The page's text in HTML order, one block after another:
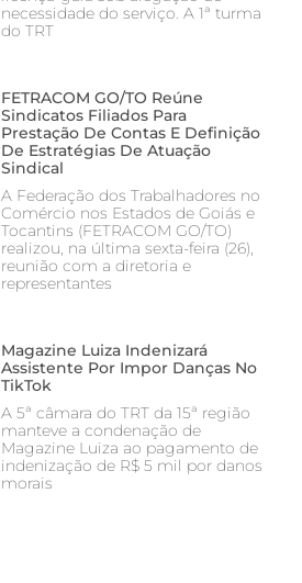
necessidade do serviço. A 1ª turma
do TRT
FETRACOM GO/TO Reúne
Sindicatos Filiados Para
Prestação De Contas E Definição
De Estratégias De Atuação
Sindical
A Federação dos Trabalhadores no
Comércio nos Estados de Goiás e
Tocantins (FETRACOM GO/TO)
realizou, na última sexta-feira (26),
reunião com a diretoria e
representantes
Magazine Luiza Indenizará
Assistente Por Impor Danças No
TikTok
A 5ª câmara do TRT da 15ª região
manteve a condenação de
Magazine Luiza ao pagamento de
indenização de R$ 5 mil por danos
morais